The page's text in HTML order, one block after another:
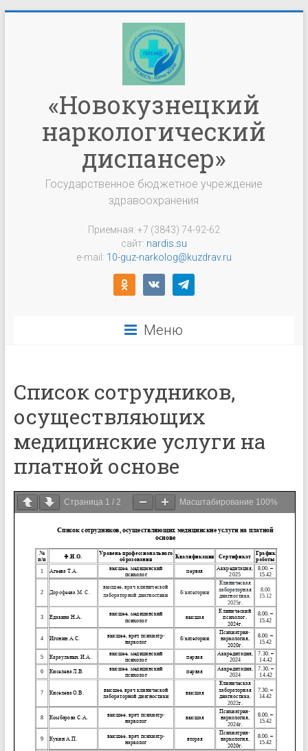
«Новокузнецкий
наркологический
диспансер»
Государственное бюджетное учреждение
здравоохранения
Приемная: +7 (3843) 74-92-62
сайт: nardis.su
e-mail: 10-guz-narkolog@kuzdrav.ru
odnoklassniki
vkontaktetelegram
Меню
Список сотрудников,
осуществляющих
медицинские услуги на
платной основе
Страница 1 / 2 Масштабирование 100%